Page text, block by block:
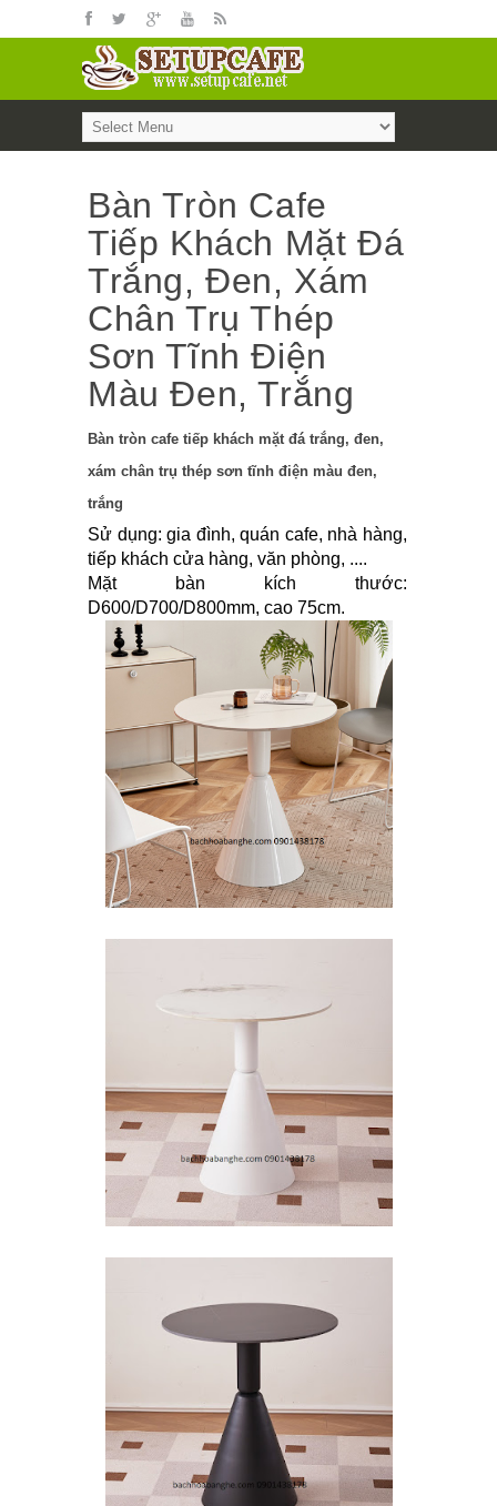
Bàn Tròn Cafe
Tiếp Khách Mặt Đá
Trắng, Đen, Xám
Chân Trụ Thép
Sơn Tĩnh Điện
Màu Đen, Trắng
Bàn tròn cafe tiếp khách mặt đá trắng, đen,
xám chân trụ thép sơn tĩnh điện màu đen,
trắng
Sử dụng: gia đình, quán cafe, nhà hàng,
tiếp khách cửa hàng, văn phòng, ....
Mặt bàn kích thước:
D600/D700/D800mm, cao 75cm.